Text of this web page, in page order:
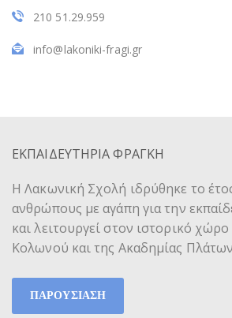
210 51.29.959
info@lakoniki-fragi.gr
ΕΚΠΑΙΔΕΥΤΗΡΙΑ ΦΡΑΓΚΗ
Η Λακωνική Σχολή ιδρύθηκε το
ανθρώπους με αγάπη για την
και λειτουργεί στον ιστορικό
Κολωνού και της Ακαδημίας
ΠΑΡΟΥΣΙΑΣΗ